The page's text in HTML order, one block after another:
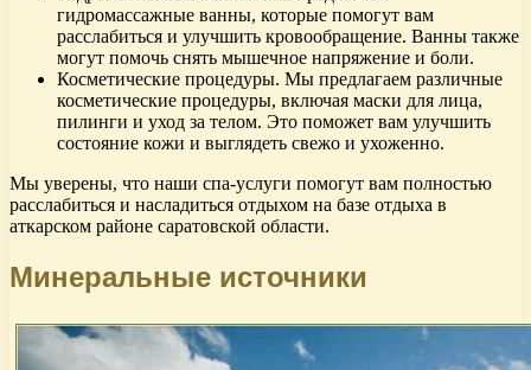
гидромассажные ванны, которые помогут вам
расслабиться и улучшить кровообращение. Ванны также
могут помочь снять мышечное напряжение и боли.
Косметические процедуры. Мы предлагаем различные
косметические процедуры, включая маски для лица,
пилинги и уход за телом. Это поможет вам улучшить
состояние кожи и выглядеть свежо и ухоженно.
Мы уверены, что наши спа-услуги помогут вам полностью
расслабиться и насладиться отдыхом на базе отдыха в
аткарском районе саратовской области.
Минеральные источники